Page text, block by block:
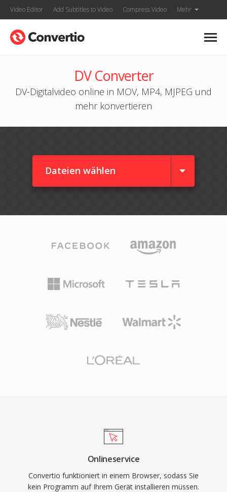
Video Editor Add Subtitles to Video Compress Video Mehr
DV Converter
DV-Digitalvideo online in MOV, MP4, MJPEG und
mehr konvertieren
Dateien wählen
Onlineservice
Convertio funktioniert in einem Browser, sodass Sie
kein Programm auf Ihrem Gerät installieren müssen.